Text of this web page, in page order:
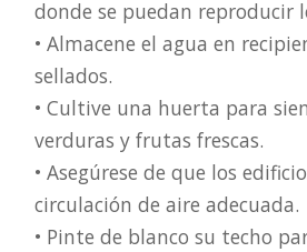
donde se puedan reproducir
• Almacene el agua en
sellados.
• Cultive una huerta para
verduras y frutas frescas.
• Asegúrese de que los
circulación de aire adecuada.
• Pinte de blanco su techo